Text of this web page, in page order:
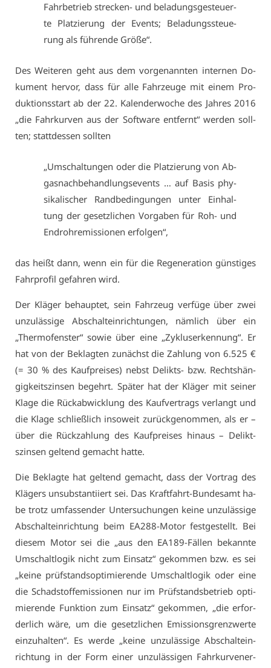
Fahr­be­trieb stre­cken- und be­la­dungs­ge­steu­er­
te Plat­zie­rung der Events; Be­la­dungs­steue­
rung als füh­ren­de Grö­ße“.
Des Wei­te­ren geht aus dem vor­ge­nann­ten in­ter­nen Do­
ku­ment her­vor, dass für al­le Fahr­zeu­ge mit ei­nem Pro­
duk­ti­ons­start ab der 22. Ka­len­der­wo­che des Jah­res 2016
„die Fahr­kur­ven aus der Soft­ware ent­fernt“ wer­den soll­
ten; statt­des­sen soll­ten
„Um­schal­tun­gen oder die Plat­zie­rung von Ab­
gas­nach­be­hand­lungsevents … auf Ba­sis phy­
si­ka­li­scher Rand­be­din­gun­gen un­ter Ein­hal­
tung der ge­setz­li­chen Vor­ga­ben für Roh- und
End­roh­re­mis­sio­nen er­fol­gen“,
das heißt dann, wenn ein für die Re­ge­ne­ra­ti­on güns­ti­ges
Fahr­pro­fil ge­fah­ren wird.
Der Klä­ger be­haup­tet, sein Fahr­zeug ver­fü­ge über zwei
un­zu­läs­si­ge Ab­schalt­ein­rich­tun­gen, näm­lich über ein
„Ther­mo­fens­ter“ so­wie über ei­ne „Zy­kluser­ken­nung“. Er
hat von der Be­klag­ten zu­nächst die Zah­lung von 6.525 €
(= 30 % des Kauf­prei­ses) nebst De­likts- bzw. Rechts­hän­
gig­keits­zin­sen be­gehrt. Spä­ter hat der Klä­ger mit sei­ner
Kla­ge die Rück­ab­wick­lung des Kauf­ver­trags ver­langt und
die Kla­ge schließ­lich in­so­weit zu­rück­ge­nom­men, als er –
über die Rück­zah­lung des Kauf­prei­ses hin­aus – De­likt­
szin­sen gel­tend ge­macht hat­te.
Die Be­klag­te hat gel­tend ge­macht, dass der Vor­trag des
Klä­gers un­sub­stan­ti­iert sei. Das Kraft­fahrt-Bun­des­amt ha­
be trotz um­fas­sen­der Un­ter­su­chun­gen kei­ne un­zu­läs­si­ge
Ab­schalt­ein­rich­tung beim EA288-Mo­tor fest­ge­stellt. Bei
die­sem Mo­tor sei die „aus den EA189-Fäl­len be­kann­te
Um­schalt­lo­gik nicht zum Ein­satz“ ge­kom­men bzw. es sei
„kei­ne prüf­stands­op­ti­mie­ren­de Um­schalt­lo­gik oder ei­ne
die Schad­stoff­emis­sio­nen nur im Prüf­stands­be­trieb op­ti­
mie­ren­de Funk­ti­on zum Ein­satz“ ge­kom­men, „die er­for­
der­lich wä­re, um die ge­setz­li­chen Emis­si­ons­grenz­wer­te
ein­zu­hal­ten“. Es wer­de „kei­ne un­zu­läs­si­ge Ab­schalt­ein­
rich­tung in der Form ei­ner un­zu­läs­si­gen Fahr­kur­ven­er­